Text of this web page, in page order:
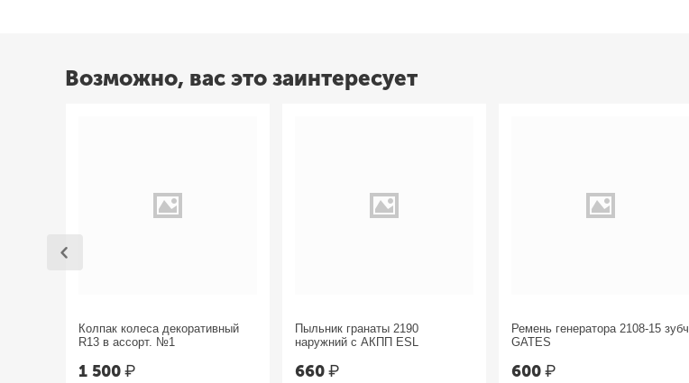
Возможно, вас это заинтересует
Колпак колеса декоративный
R13 в ассорт. №1
1 500₽
Пыльник гранаты 2190
наружний с АКПП ESL
660₽
Ремень генератора 2108-15 зубч
GATES
600₽